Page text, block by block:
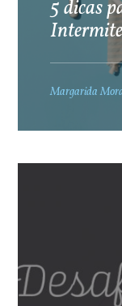
5 dicas
Margarida